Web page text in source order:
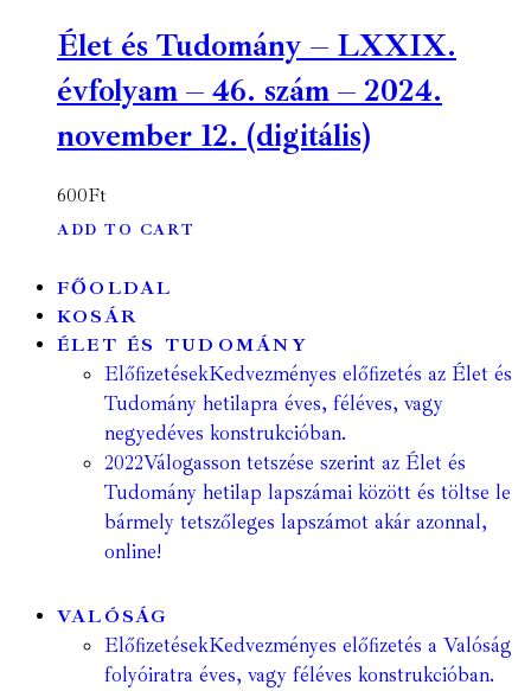
Élet és Tudomány – LXXIX.
évfolyam – 46. szám – 2024.
november 12. (digitális)
600Ft
ADD TO CART
FŐOLDAL
KOSÁR
ÉLET ÉS TUDOMÁNY
ElőfizetésekKedvezményes előfizetés az Élet és
Tudomány hetilapra éves, féléves, vagy
negyedéves konstrukcióban.
2022Válogasson tetszése szerint az Élet és
Tudomány hetilap lapszámai között és töltse le
bármely tetszőleges lapszámot akár azonnal,
online!
VALÓSÁG
ElőfizetésekKedvezményes előfizetés a Valóság
folyóiratra éves, vagy féléves konstrukcióban.